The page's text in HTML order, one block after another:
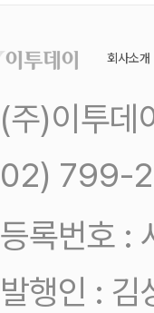
회사소개
(주)이투데
02) 799-
등록번호 :
발행인 : 김